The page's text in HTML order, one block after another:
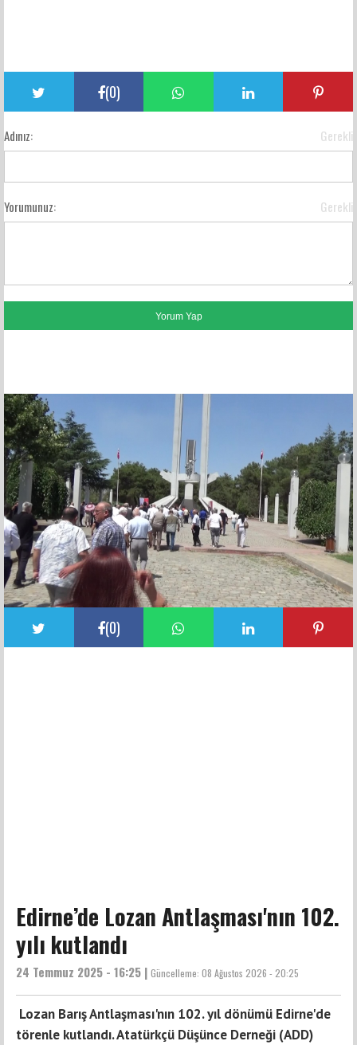
(0)
Adınız: Gerekli
Yorumunuz: Gerekli
(0)
Edirne’de Lozan Antlaşması'nın 102.
yılı kutlandı
24 Temmuz 2025 - 16:25 | Güncelleme: 08 Ağustos 2026 - 20:25
Lozan Barış Antlaşması'nın 102. yıl dönümü Edirne'de
törenle kutlandı. Atatürkçü Düşünce Derneği (ADD)